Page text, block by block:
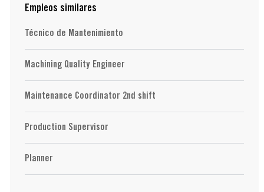
Empleos similares
Técnico de Mantenimiento
Machining Quality Engineer
Maintenance Coordinator 2nd shift
Production Supervisor
Planner